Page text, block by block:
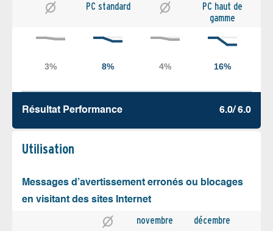
PC standard
PC haut de
gamme
Résultat Performance 6.0/ 6.0
Utilisation
Messages d’avertissement erronés ou blocages
en visitant des sites Internet
novembre décembre